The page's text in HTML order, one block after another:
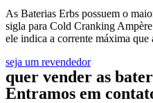
As Baterias Erbs possuem o
sigla para Cold Cranking
ele indica a corrente máxima
seja um revendedor
quer vender as
Entramos em